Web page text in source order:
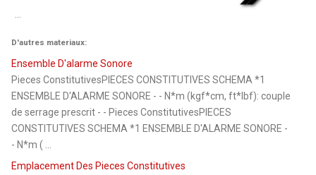
D'autres materiaux:
Ensemble D'alarme Sonore
Pieces ConstitutivesPIECES CONSTITUTIVES SCHEMA *1
ENSEMBLE D'ALARME SONORE - - N*m (kgf*cm, ft*lbf): couple
de serrage prescrit - - Pieces ConstitutivesPIECES
CONSTITUTIVES SCHEMA *1 ENSEMBLE D'ALARME SONORE -
- N*m ( ...
Emplacement Des Pieces Constitutives